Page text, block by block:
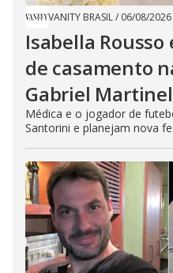
VANITY BRASIL/ 06/08/2026
Isabella
de casamento
Gabriel
Médica e o jogador de
Santorini e planejam nova